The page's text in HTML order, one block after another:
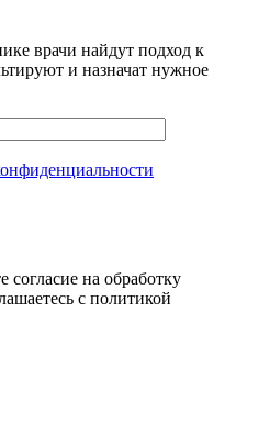
врачи найдут подход к
и назначат нужное
на обработку
c политикой